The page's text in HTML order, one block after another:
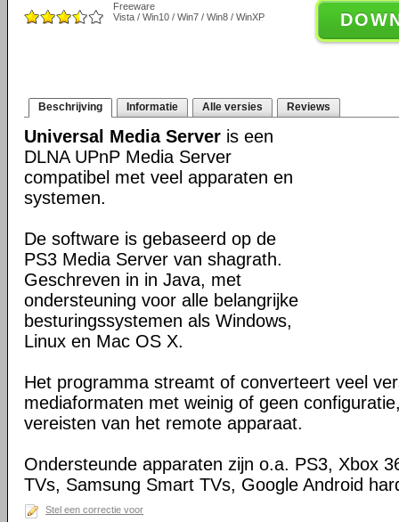
Freeware
Vista / Win10 / Win7 / Win8 / WinXP
Beschrijving Informatie Alle versies Reviews
Universal Media Server is een
DLNA UPnP Media Server
compatibel met veel apparaten en
systemen.
De software is gebaseerd op de
PS3 Media Server van shagrath.
Geschreven in in Java, met
ondersteuning voor alle belangrijke
besturingssystemen als Windows,
Linux en Mac OS X.
Het programma streamt of converteert veel
mediaformaten met weinig of geen
vereisten van het remote apparaat.
Ondersteunde apparaten zijn o.a. PS3, Xbox
TVs, Samsung Smart TVs, Google Android
Stel een correctie voor